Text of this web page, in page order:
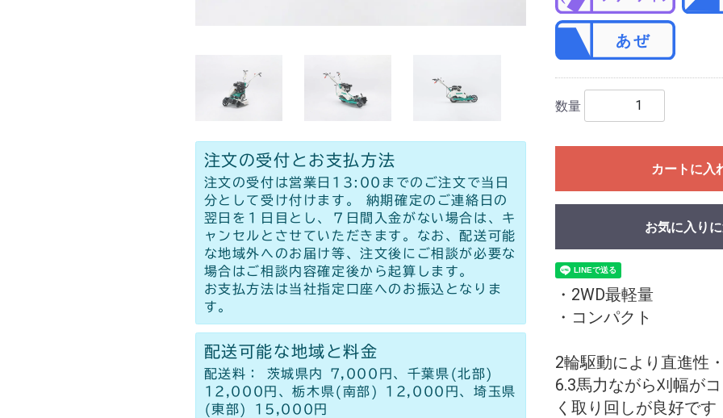
注文の受付とお支払方法
注文の受付は営業日13:00までのご注文で当日
分として受け付けます。 納期確定のご連絡日の
翌日を１日目とし、７日間入金がない場合は、キ
ャンセルとさせていただきます。なお、配送可能
な地域外へのお届け等、注文後にご相談が必要な
場合はご相談内容確定後から起算します。
お支払方法は当社指定口座へのお振込となりま
す。
配送可能な地域と料金
配送料： 茨城県内 7,000円、千葉県(北部)
12,000円、栃木県(南部) 12,000円、埼玉県
(東部) 15,000円
数量
カートに入
お気に入り
・2WD最軽量
・コンパクト
2輪駆動により直進性
6.3馬力ながら刈幅が
く取り回しが良好です